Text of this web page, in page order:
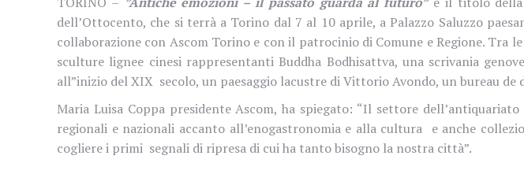
dell’Ottocento, che si terrà a Torino dal 7 al 10 aprile, a Palazzo Saluzzo
collaborazione con Ascom Torino e con il patrocinio di Comune e Regione. Tra
sculture lignee cinesi rappresentanti Buddha Bodhisattva, una scrivania
all”inizio del XIX secolo, un paesaggio lacustre di Vittorio Avondo, un bureau de
Maria Luisa Coppa presidente Ascom, ha spiegato: “Il settore
regionali e nazionali accanto all’enogastronomia e alla cultura e anche
cogliere i primi segnali di ripresa di cui ha tanto bisogno la nostra città”.